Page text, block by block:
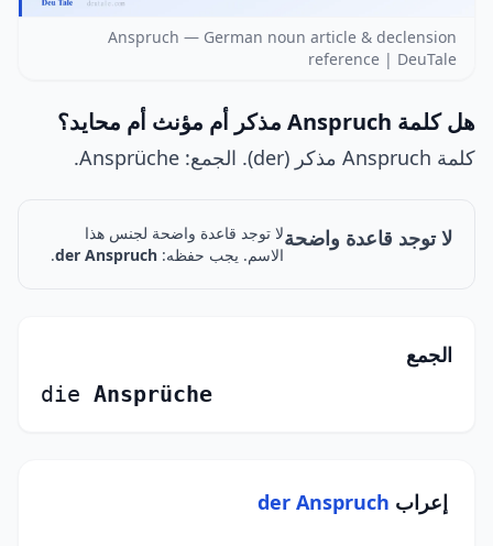
Anspruch — German noun article & declension
reference | DeuTale
هل كلمة Anspruch مذكر أم مؤنث أم محايد؟
كلمة Anspruch مذكر (der). الجمع: Ansprüche.
لا توجد قاعدة واضحةلا توجد قاعدة واضحة لجنس هذا
الاسم. يجب حفظه: der Anspruch
.
الجمع
die Ansprüche
إعراب der Anspruch